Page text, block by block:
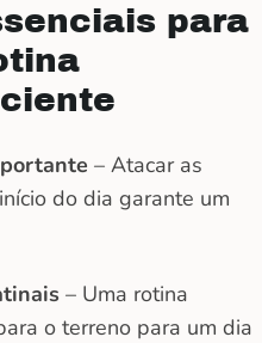
para
– Atacar as
do dia garante um
– Uma rotina
o terreno para um dia